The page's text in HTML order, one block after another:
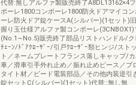
代替:無しアルファ製販売終了A8DL13162×4
ポーレ1800コンポーレ1800防火ドアマイコ
ーレ防火ドア錠ケースA(シルバー)(1セット)
握り玉仕様アルファ製コンポーレ(3CNBOX1)
(No.1∼No.5)販売終了部品リストハンドル/
ﾁｪｰﾝ/ﾄﾞｱｸﾛｰｻﾞｰ/引戸ｸﾛｰｻﾞｰ類ヒンジ/スト
ト／ネームプレートフランス落しキャップ/
車／滑車引手外れ止め／振れ止めピース／ブ
タイト材／ビード電装部品／その他内装逆引
錠セットC(シルバー)(1セット)代替::無し無